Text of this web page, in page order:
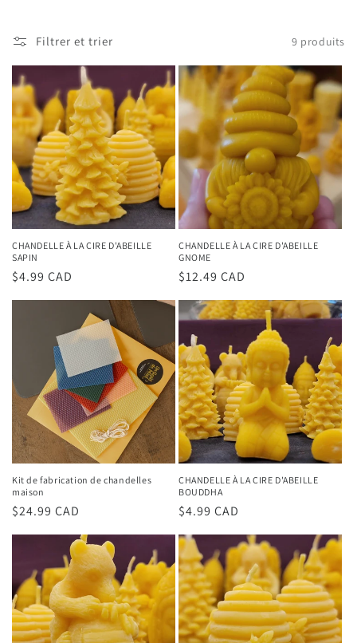
Filtrer et trier 9 produits
CHANDELLE À LA CIRE D'ABEILLE
SAPIN
Prix
$4.99 CAD
CHANDELLE À LA CIRE D'ABEILLE
GNOME
Prix
$12.49 CAD
Kit de fabrication de chandelles
maison
Prix
$24.99 CAD
CHANDELLE À LA CIRE D'ABEILLE
BOUDDHA
Prix
$4.99 CAD